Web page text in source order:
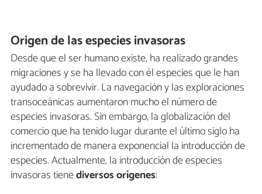
Origen de las especies invasoras
Desde que el ser humano existe, ha realizado grandes
migraciones y se ha llevado con él especies que le han
ayudado a sobrevivir. La navegación y las exploraciones
transoceánicas aumentaron mucho el número de
especies invasoras. Sin embargo, la globalización del
comercio que ha tenido lugar durante el último siglo ha
incrementado de manera exponencial la introducción de
especies. Actualmente, la introducción de especies
invasoras tienediversos orígenes: